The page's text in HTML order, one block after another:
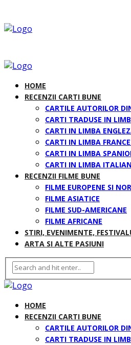
HOME
RECENZII CARTI BUNE
CARTILE AUTORILOR
CARTI TRADUSE IN
CARTI IN LIMBA
CARTI IN LIMBA
CARTI IN LIMBA
CARTI IN LIMBA
RECENZII FILME BUNE
FILME EUROPENE SI
FILME ASIATICE
FILME SUD-AMERICANE
FILME AFRICANE
STIRI, EVENIMENTE,
ARTA SI ALTE PASIUNI
HOME
RECENZII CARTI BUNE
CARTILE AUTORILOR
CARTI TRADUSE IN